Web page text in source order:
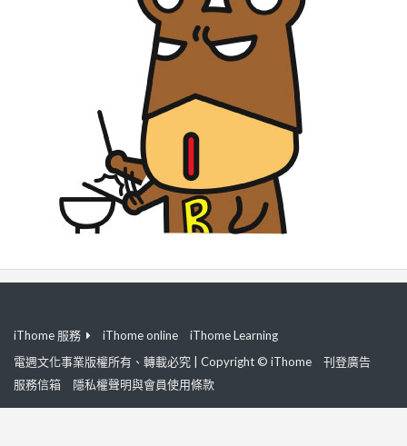
iThome 服務 iThome online
iThome Learning
電週文化事業版權所有、轉載必究 | Copyright © iThome
刊登廣告
服務信箱
隱私權聲明與會員使用條款